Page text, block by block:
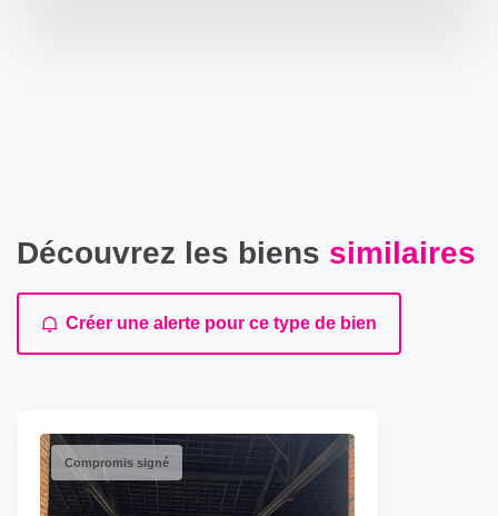
Découvrez les biens similaires
Créer une alerte pour ce type de bien
Compromis signé